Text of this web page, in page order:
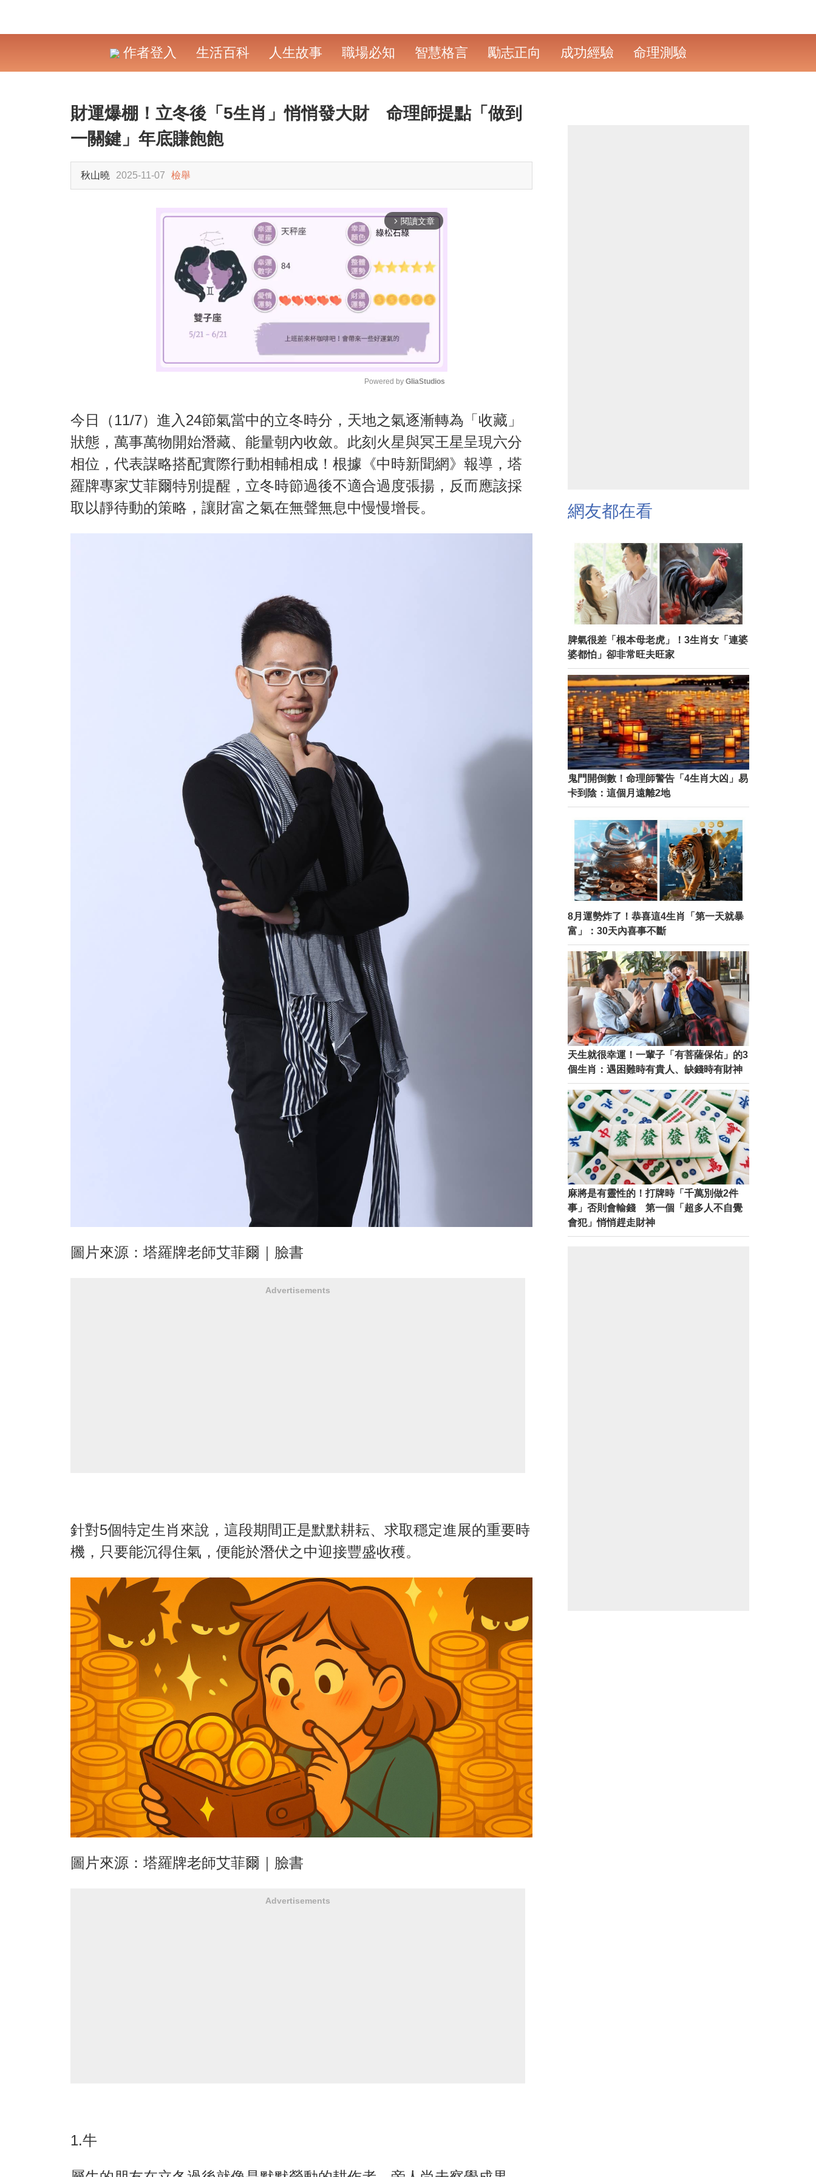
作者登入 生活百科 人生故事 職場必知 智慧格言 勵志正向 成功經驗 命理測驗
財運爆棚！立冬後「5生肖」悄悄發大財 命理師提點「做到
一關鍵」年底賺飽飽
秋山曉 2025-11-07 檢舉
arrow_forward_ios 閱讀文章
M
u
t
e
Powered by GliaStudios
今日（11/7）進入24節氣當中的立冬時分，天地之氣逐漸轉為「收藏」
狀態，萬事萬物開始潛藏、能量朝內收斂。此刻火星與冥王星呈現六分
相位，代表謀略搭配實際行動相輔相成！根據《中時新聞網》報導，塔
羅牌專家艾菲爾特別提醒，立冬時節過後不適合過度張揚，反而應該採
取以靜待動的策略，讓財富之氣在無聲無息中慢慢增長。
圖片來源：塔羅牌老師艾菲爾｜臉書
Advertisements
針對5個特定生肖來說，這段期間正是默默耕耘、求取穩定進展的重要時
機，只要能沉得住氣，便能於潛伏之中迎接豐盛收穫。
圖片來源：塔羅牌老師艾菲爾｜臉書
Advertisements
1.牛
網友都在看
脾氣很差「根本母老虎」！3生肖女「連婆
婆都怕」卻非常旺夫旺家
鬼門開倒數！命理師警告「4生肖大凶」易
卡到陰：這個月遠離2地
8月運勢炸了！恭喜這4生肖「第一天就暴
富」：30天內喜事不斷
天生就很幸運！一輩子「有菩薩保佑」的3
個生肖：遇困難時有貴人、缺錢時有財神
麻將是有靈性的！打牌時「千萬別做2件
事」否則會輸錢 第一個「超多人不自覺
會犯」悄悄趕走財神